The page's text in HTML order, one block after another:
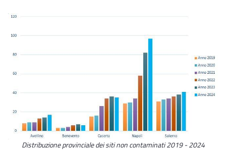
Distribuzione provinciale dei siti non contaminati 2019 - 2024